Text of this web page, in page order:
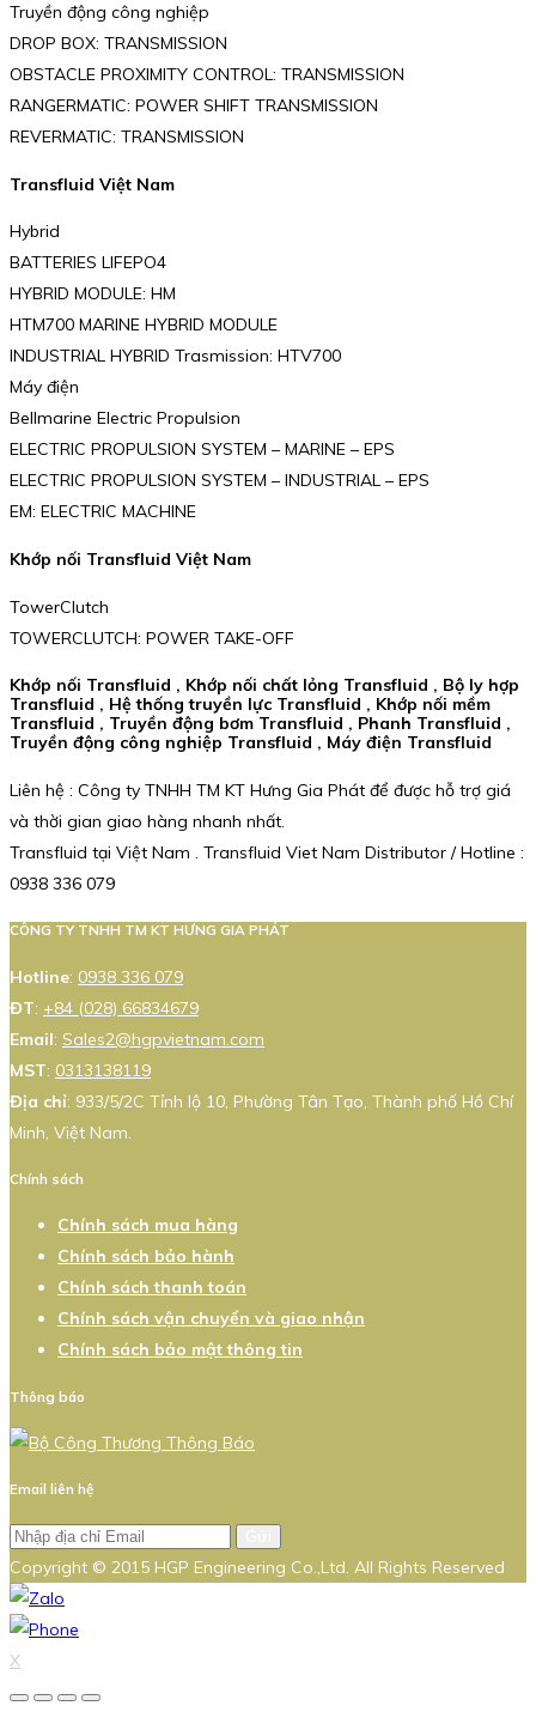
Truyền động công nghiệp
DROP BOX: TRANSMISSION
OBSTACLE PROXIMITY CONTROL: TRANSMISSION
RANGERMATIC: POWER SHIFT TRANSMISSION
REVERMATIC: TRANSMISSION
Transfluid Việt Nam
Hybrid
BATTERIES LIFEPO4
HYBRID MODULE: HM
HTM700 MARINE HYBRID MODULE
INDUSTRIAL HYBRID Trasmission: HTV700
Máy điện
Bellmarine Electric Propulsion
ELECTRIC PROPULSION SYSTEM – MARINE – EPS
ELECTRIC PROPULSION SYSTEM – INDUSTRIAL – EPS
EM: ELECTRIC MACHINE
Khớp nối Transfluid Việt Nam
TowerClutch
TOWERCLUTCH: POWER TAKE-OFF
Khớp nối Transfluid , Khớp nối chất lỏng Transfluid , Bộ ly hợp
Transfluid , Hệ thống truyền lực Transfluid , Khớp nối mềm
Transfluid , Truyền động bơm Transfluid , Phanh Transfluid ,
Truyền động công nghiệp Transfluid , Máy điện Transfluid
Liên hệ : Công ty TNHH TM KT Hưng Gia Phát để được hỗ trợ giá
và thời gian giao hàng nhanh nhất.
Transfluid tại Việt Nam . Transfluid Viet Nam Distributor / Hotline :
0938 336 079
CÔNG TY TNHH TM KT HƯNG GIA PHÁT
Hotline: 0938 336 079
ĐT: +84 (028) 66834679
Email: Sales2@hgpvietnam.com
MST: 0313138119
Địa chỉ: 933/5/2C Tỉnh lộ 10, Phường Tân Tạo, Thành phố Hồ Chí
Minh, Việt Nam.
Chính sách
Chính sách mua hàng
Chính sách bảo hành
Chính sách thanh toán
Chính sách vận chuyển và giao nhận
Chính sách bảo mật thông tin
Thông báo
Email liên hệ
Copyright © 2015 HGP Engineering Co.,Ltd. All Rights Reserved
X